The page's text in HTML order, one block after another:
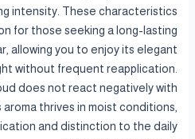
intensity. These characteristics
for those seeking a long-lasting
allowing you to enjoy its elegant
without frequent reapplication.
does not react negatively with
aroma thrives in moist conditions,
and distinction to the daily